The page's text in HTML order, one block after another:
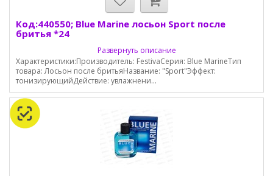
Код:440550; Blue Marine лосьон Sport после
бритья *24
Развернуть описание
Характеристики:Производитель: FestivaСерия: Blue MarineТип
товара: Лосьон после бритьяНазвание: "Sport"Эффект:
тонизирующийДействие: увлажнени...